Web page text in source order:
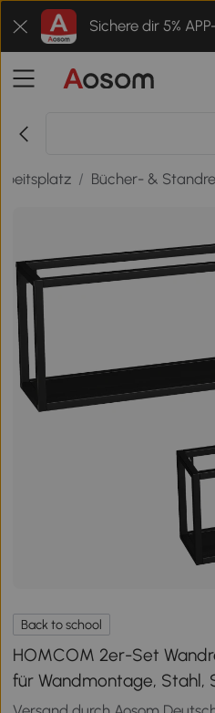
Sichere dir 5%
/ Bücher- &
Back to school
HOMCOM 2er-Set
für Wandmontage, Stahl,